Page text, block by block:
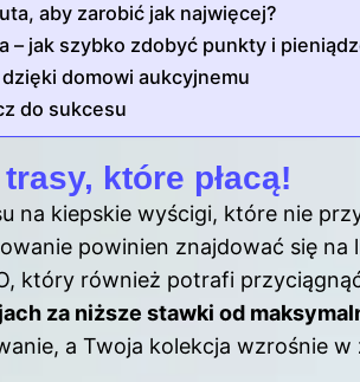
aby zarobić jak najwięcej?
– jak szybko zdobyć punkty i
domowi aukcyjnemu
do sukcesu
które płacą!
na kiepskie wyścigi, które nie
powinien znajdować się na
który również potrafi
za niższe stawki od
a Twoja kolekcja wzrośnie